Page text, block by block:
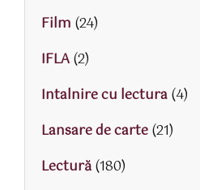
Film (24)
IFLA(2)
Intalnire cu lectura(4)
Lansare de carte(21)
Lectură(180)